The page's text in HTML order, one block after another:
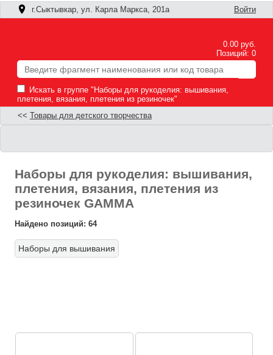
г.Сыктывкар, ул. Карла Маркса, 201а Войти
0.00 руб.
Позиций: 0
Искать в группе "Наборы для рукоделия: вышивания,
плетения, вязания, плетения из резиночек"
<< Товары для детского творчества
Наборы для рукоделия: вышивания,
плетения, вязания, плетения из
резиночек GAMMA
Найдено позиций: 64
Наборы для вышивания